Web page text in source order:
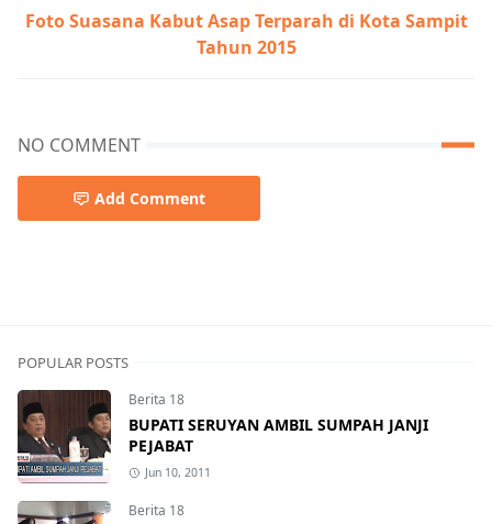
Foto Suasana Kabut Asap Terparah di Kota Sampit
Tahun 2015
NO COMMENT
Add Comment
POPULAR POSTS
Berita 18
BUPATI SERUYAN AMBIL SUMPAH JANJI
PEJABAT
Jun 10, 2011
Berita 18